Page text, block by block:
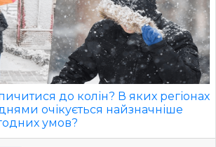
до колін? В яких регіонах
очікується найзначніше
умов?